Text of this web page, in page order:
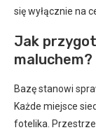
się wyłącznie na
Jak
maluchem?
Bazę stanowi
Każde miejsce
fotelika.